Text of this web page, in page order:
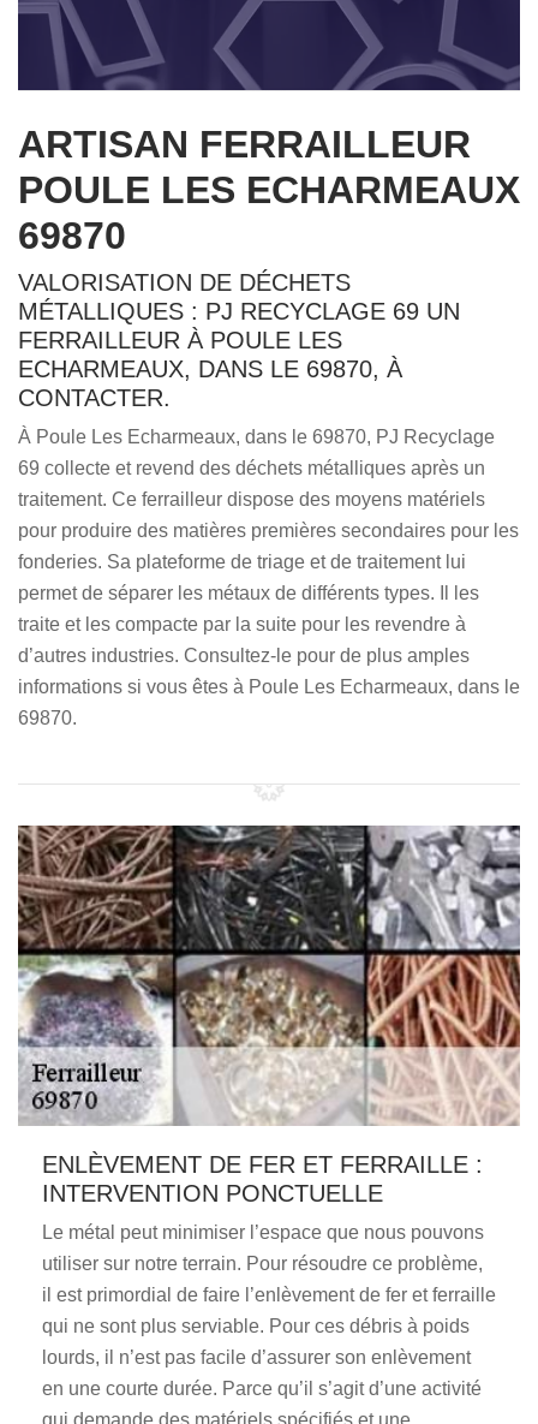
ARTISAN FERRAILLEUR
POULE LES ECHARMEAUX
69870
VALORISATION DE DÉCHETS
MÉTALLIQUES : PJ RECYCLAGE 69 UN
FERRAILLEUR À POULE LES
ECHARMEAUX, DANS LE 69870, À
CONTACTER.
À Poule Les Echarmeaux, dans le 69870, PJ Recyclage
69 collecte et revend des déchets métalliques après un
traitement. Ce ferrailleur dispose des moyens matériels
pour produire des matières premières secondaires pour les
fonderies. Sa plateforme de triage et de traitement lui
permet de séparer les métaux de différents types. Il les
traite et les compacte par la suite pour les revendre à
d’autres industries. Consultez-le pour de plus amples
informations si vous êtes à Poule Les Echarmeaux, dans le
69870.
ENLÈVEMENT DE FER ET FERRAILLE :
INTERVENTION PONCTUELLE
Le métal peut minimiser l’espace que nous pouvons
utiliser sur notre terrain. Pour résoudre ce problème,
il est primordial de faire l’enlèvement de fer et ferraille
qui ne sont plus serviable. Pour ces débris à poids
lourds, il n’est pas facile d’assurer son enlèvement
en une courte durée. Parce qu’il s’agit d’une activité
qui demande des matériels spécifiés et une